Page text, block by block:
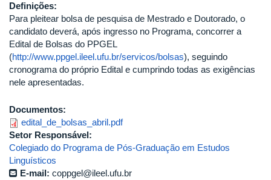
Definições:
Para pleitear bolsa de pesquisa de Mestrado e Doutorado, o
candidato deverá, após ingresso no Programa, concorrer a
Edital de Bolsas do PPGEL
(http://www.ppgel.ileel.ufu.br/servicos/bolsas), seguindo
cronograma do próprio Edital e cumprindo todas as exigências
nele apresentadas.
Documentos:
edital_de_bolsas_abril.pdf
Setor Responsável:
Colegiado do Programa de Pós-Graduação em Estudos
Linguísticos
E-mail: coppgel@ileel.ufu.br